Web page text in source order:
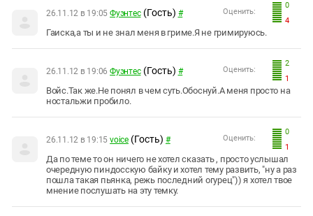
0
4
Оценить:
26.11.12 в 19:05 Фуэнтес (Гость) #
Гаиска,а ты и не знал меня в гриме.Я не гримируюсь.
2
1
Оценить:
26.11.12 в 19:06 Фуэнтес (Гость) #
Войс.Так же.Не понял в чем суть.Обоснуй.А меня просто на
ностальжи пробило.
0
1
Оценить:
26.11.12 в 19:15 voice (Гость) #
Да по теме то он ничего не хотел сказать , просто услышал
очередную пиндосскую байку и хотел тему развить, "ну а раз
пошла такая пьянка, режь последний огурец")) я хотел твое
мнение послушать на эту темку.